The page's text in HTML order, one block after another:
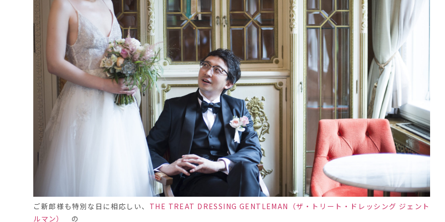
ご新郎様も特別な日に相応しい、 THE TREAT DRESSING GENTLEMAN（ザ・トリート・ドレッシング ジェント
ルマン）
の